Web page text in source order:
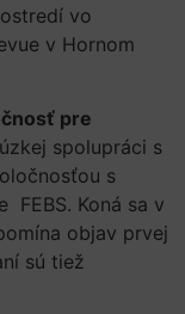
vo
v Hornom
pre
spolupráci s
s
Koná sa v
objav prvej
sú tiež